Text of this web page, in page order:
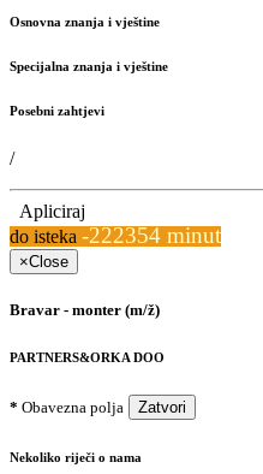
Osnovna znanja i vještine
Specijalna znanja i vještine
Posebni zahtjevi
/
Apliciraj
do isteka -222354 minut
×Close
Bravar - monter (m/ž)
PARTNERS&ORKA DOO
* Obavezna polja Zatvori
Nekoliko riječi o nama